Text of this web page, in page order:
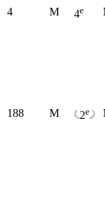
4 M 4e
188 M 2e